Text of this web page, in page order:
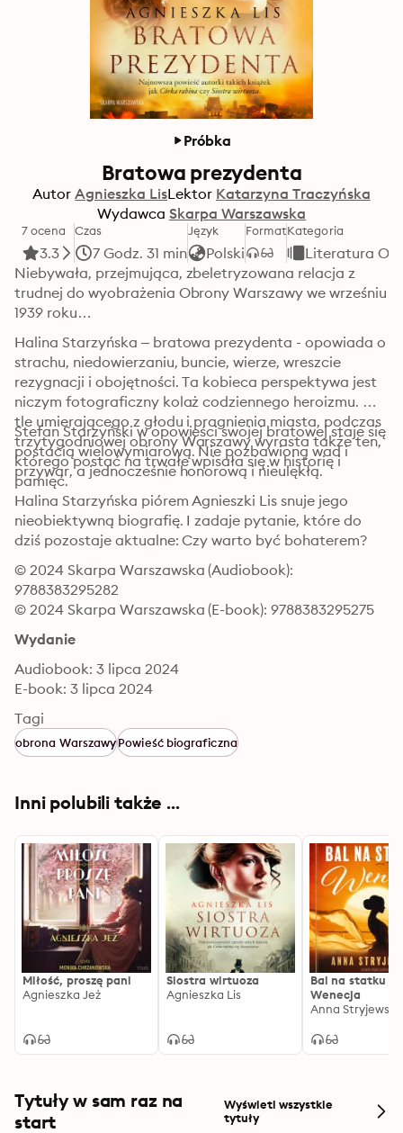
Próbka
Bratowa prezydenta
Autor Agnieszka LisLektor Katarzyna Traczyńska
Wydawca Skarpa Warszawska
7 ocena
3.3
Czas
7 Godz. 31 min
Język
Polski
FormatKategoria
Literatura
Niebywała, przejmująca, zbeletryzowana relacja z
trudnej do wyobrażenia Obrony Warszawy we wrześniu
1939 roku…
Halina Starzyńska – bratowa prezydenta - opowiada o
strachu, niedowierzaniu, buncie, wierze, wreszcie
rezygnacji i obojętności. Ta kobieca perspektywa jest
niczym fotograficzny kolaż codziennego heroizmu. Na
tle umierającego z głodu i pragnienia miasta, podczas
trzytygodniowej obrony Warszawy wyrasta także ten,
którego postać na trwałe wpisała się w historię i
pamięć.
Stefan Starzyński w opowieści swojej bratowej staje się
postacią wielowymiarową. Nie pozbawioną wad i
przywar, a jednocześnie honorową i nieulękłą.
Halina Starzyńska piórem Agnieszki Lis snuje jego
nieobiektywną biografię. I zadaje pytanie, które do
dziś pozostaje aktualne: Czy warto być bohaterem?
© 2024 Skarpa Warszawska (Audiobook):
9788383295282
© 2024 Skarpa Warszawska (E-book): 9788383295275
Wydanie
Audiobook: 3 lipca 2024
E-book: 3 lipca 2024
Tagi
obrona WarszawyPowieść biograficzna
Inni polubili także ...
Miłość, proszę pani
Agnieszka Jeż
Siostra wirtuoza
Agnieszka Lis
Bal na statku
Wenecja
Anna Stryjewska
Tytuły w sam raz na
start
Wyświetl wszystkie
tytuły